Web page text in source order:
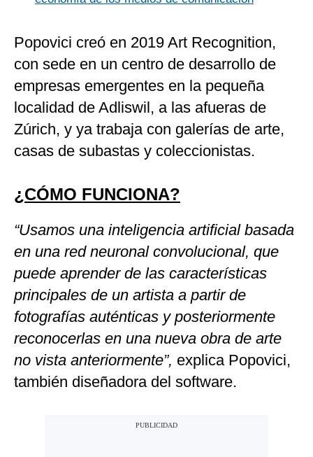
Popovici creó en 2019 Art Recognition,
con sede en un centro de desarrollo de
empresas emergentes en la pequeña
localidad de Adliswil, a las afueras de
Zúrich, y ya trabaja con galerías de arte,
casas de subastas y coleccionistas.
¿CÓMO FUNCIONA?
“Usamos una inteligencia artificial basada
en una red neuronal convolucional, que
puede aprender de las características
principales de un artista a partir de
fotografías auténticas y posteriormente
reconocerlas en una nueva obra de arte
no vista anteriormente”, explica Popovici,
también diseñadora del software.